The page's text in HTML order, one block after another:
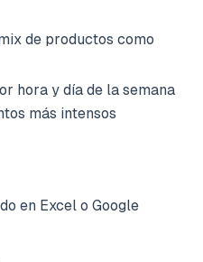
de productos como
hora y día de la semana
más intensos
en Excel o Google